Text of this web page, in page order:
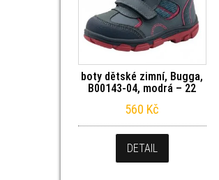
boty dětské zimní, Bugga,
B00143-04, modrá – 22
560 Kč
DETAIL